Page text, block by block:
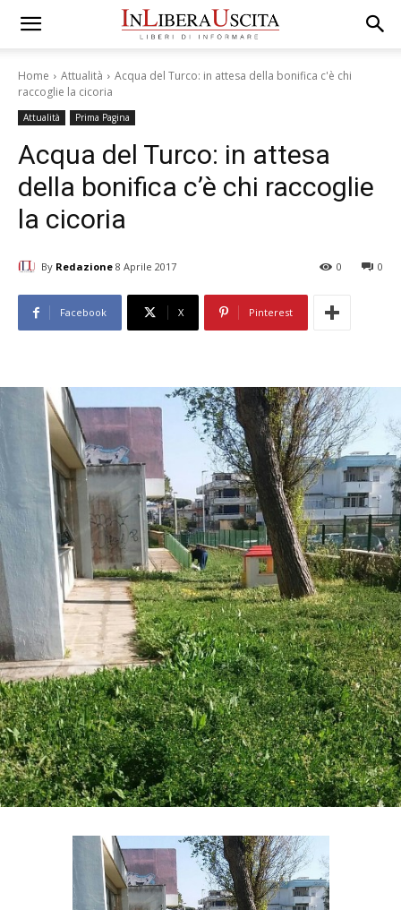
Home Attualità
Acqua del Turco: in attesa della bonifica c'è chi
raccoglie la cicoria
Attualità Prima Pagina
Acqua del Turco: in attesa
della bonifica c’è chi raccoglie
la cicoria
By Redazione 8 Aprile 2017 0
0
Facebook X Pinterest